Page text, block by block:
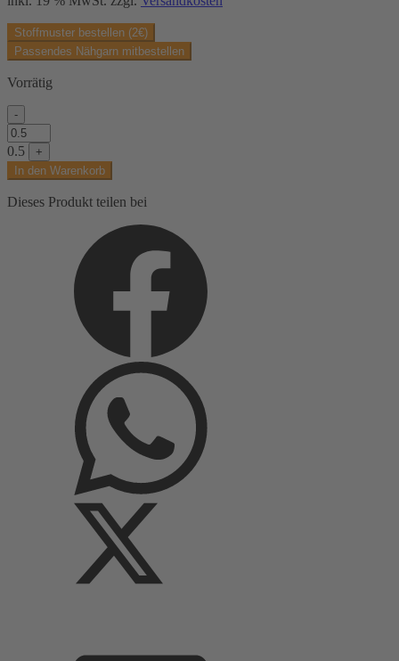
Stoffmuster bestellen (2€)
Passendes Nähgarn mitbestellen
Vorrätig
-
Interlock,
uni,
blau
Menge
0.5
+
In den Warenkorb
Dieses Produkt teilen bei